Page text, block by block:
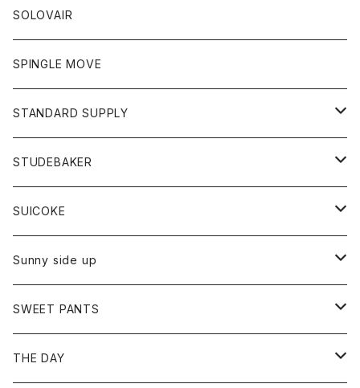
Tシャツ
トレーナー
ボトム
ショートパンツ
スカート
レディース
スカート
Tシャツ
アクセサリー
バック
コート
ネクタイ
グローブ
アクセサリー
トップス
カットソー
カーディガン
ボトム
ショートパンツ
パンツ
レディース
カットソー
カーディガン
ジーンズ
チノパン
トップス
ポロシャツ
ベスト
靴
靴
ワンピース
トップス
カットソー
ボトム
パンツ
オーバーオール
SOLOVAIR
SPINGLE MOVE
STANDARD SUPPLY
財布
バッグ
STUDEBAKER
アクセサリー
ブレスレット
リング
SUICOKE
ブーツ
サンダル
Sunny side up
アウター
Ｇジャン
ボトム
SWEET PANTS
ボトム
THE DAY